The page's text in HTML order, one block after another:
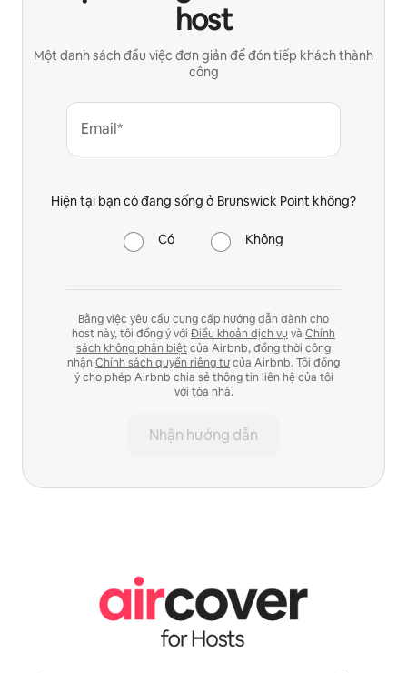
host
Một danh sách đầu việc đơn giản để đón tiếp khách thành
công
Email*
Hiện tại bạn có đang sống ở Brunswick Point không?
Có Không
Bằng việc yêu cầu cung cấp hướng dẫn dành cho
host này, tôi đồng ý với Điều khoản dịch vụ và Chính
sách không phân biệtcủa Airbnb, đồng thời công
nhận Chính sách quyền riêng tưcủa Airbnb. Tôi đồng
ý cho phép Airbnb chia sẻ thông tin liên hệ của tôi
với tòa nhà.
Nhận hướng dẫn